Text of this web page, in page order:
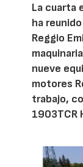
La cuarta
ha
Reggio
nueve
motores
trabajo,
1903TCR